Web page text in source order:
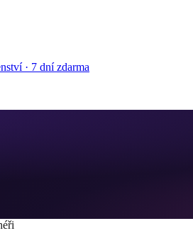
· 7 dní zdarma